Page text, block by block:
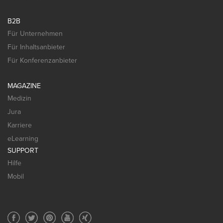
B2B
Für Unternehmen
Für Inhaltsanbieter
Für Konferenzanbieter
MAGAZINE
Medizin
Jura
Karriere
eLearning
SUPPORT
Hilfe
Mobil